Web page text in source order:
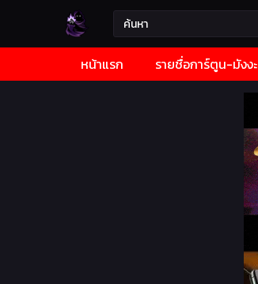
หน้าแรก รายชื่อการ์ตูน-มังงะ